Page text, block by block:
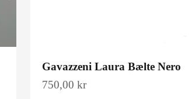
Gavazzeni Laura Bælte Nero
Salgspris
750,00 kr